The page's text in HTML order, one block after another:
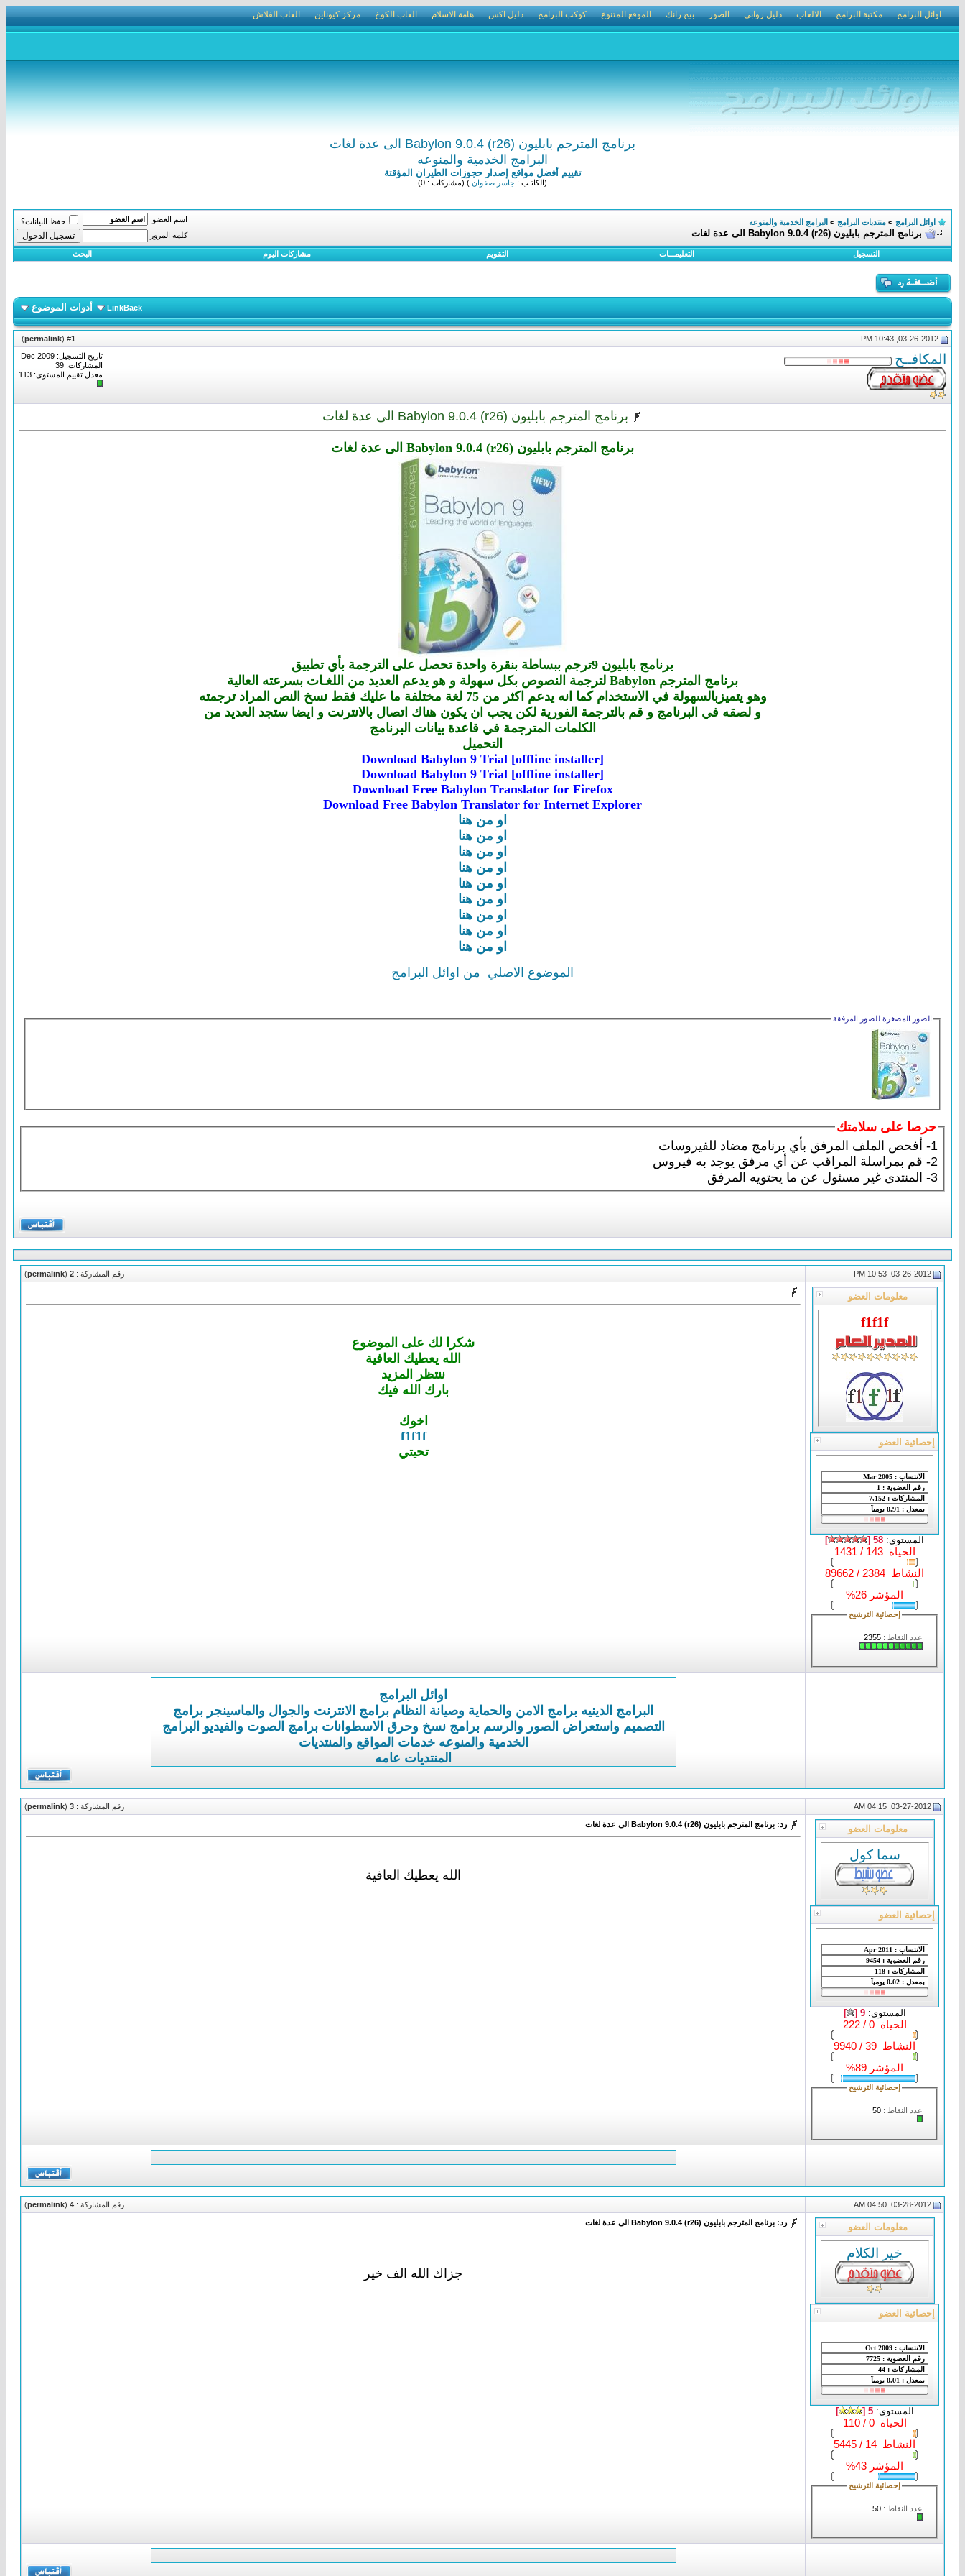
اوائل البرامج مكتبة البرامج الالعاب دليل روابي الصور بيج رانك الموقع المتنوع كوكب البرامج دليل اكس هامة الاسلام العاب الكوخ مركز كيوناين العاب الفلاش
برنامج المترجم بابليون Babylon 9.0.4 (r26) الى عدة لغات
البرامج الخدمية والمنوعه
تقييم أفضل مواقع إصدار حجوزات الطيران المؤقتة
(الكاتـب : جاسر صفوان ) (مشاركات : 0)
اوائل البرامج > منتديات البرامج > البرامج الخدمية والمنوعه
برنامج المترجم بابليون Babylon 9.0.4 (r26) الى عدة لغات
اسم العضو
حفظ البيانات؟
كلمة المرور
التسجيل التعليمـــات التقويم مشاركات اليوم البحث
LinkBack أدوات الموضوع
1
(
permalink
)
المكافــح
تاريخ التسجيل: Dec 2009
المشاركات: 39
معدل تقييم المستوى: 113
برنامج المترجم بابليون Babylon 9.0.4 (r26) الى عدة لغات
برنامج المترجم بابليون Babylon 9.0.4 (r26) الى عدة لغات
برنامج بابليون 9ترجم ببساطة بنقرة واحدة تحصل على الترجمة بأي تطبيق
برنامج المترجم Babylon لترجمة النصوص بكل سهولة و هو يدعم العديد من اللغـات بسرعته العالية
وهو يتميزبالسهولة في الاستخدام كما انه يدعم اكثر من 75 لغة مختلفة ما عليك فقط نسخ النص المراد ترجمته
و لصقه في البرنامج و قم بالترجمة الفورية لكن يجب ان يكون هناك اتصال بالانترنت و ايضا ستجد العديد من
الكلمات المترجمة في قاعدة بيانات البرنامج
التحميل
Download Babylon 9 Trial [offline installer]
Download Babylon 9 Trial [offline installer]
Download Free Babylon Translator for Firefox
Download Free Babylon Translator for Internet Explorer
او من هنا
او من هنا
او من هنا
او من هنا
او من هنا
او من هنا
او من هنا
او من هنا
او من هنا
الموضوع الاصلي من اوائل البرامج
الصور المصغرة للصور المرفقة
حرصا على سلامتك
1- أفحص الملف المرفق بأي برنامج مضاد للفيروسات
2- قم بمراسلة المراقب عن أي مرفق يوجد به فيروس
3- المنتدى غير مسئول عن ما يحتويه المرفق
رقم المشاركة : 2
(
permalink
)
معلومات العضو
f1f1f
إحصائية العضو
المستوى: 58 [
]
الحياة 143 / 1431
النشاط 2384 / 89662
المؤشر 26%
إحصائية الترشيح
عدد النقاط :2355
شكرا لك على الموضوع
الله يعطيك العافية
ننتظر المزيد
بارك الله فيك
اخوك
f1f1f
تحيتي
اوائل البرامج
البرامج الدينيه برامج الامن والحماية وصيانة النظام برامج الانترنت والجوال والماسينجر برامج
التصميم واستعراض الصور والرسم برامج نسخ وحرق الاسطوانات برامج الصوت والفيديو البرامج
الخدمية والمنوعه خدمات المواقع والمنتديات
المنتديات عامه
رقم المشاركة : 3
(
permalink
)
معلومات العضو
سما كول
إحصائية العضو
المستوى:9 [
]
الحياة 0 / 222
النشاط 39 / 9940
المؤشر 89%
إحصائية الترشيح
عدد النقاط :50
رد: برنامج المترجم بابليون Babylon 9.0.4 (r26) الى عدة لغات
الله يعطيك العافية
رقم المشاركة : 4
(
permalink
)
معلومات العضو
خير الكلام
إحصائية العضو
المستوى:5 [
]
الحياة 0 / 110
النشاط 14 / 5445
المؤشر 43%
إحصائية الترشيح
عدد النقاط :50
رد: برنامج المترجم بابليون Babylon 9.0.4 (r26) الى عدة لغات
جزاك الله الف خير